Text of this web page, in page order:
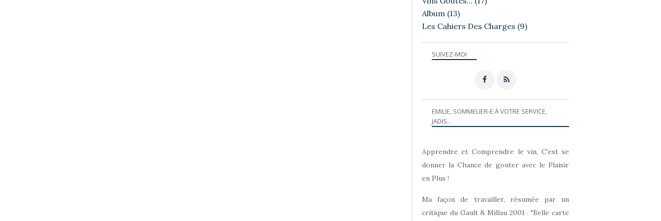
SUIVEZ-MOI
Album (13)
Les Cahiers Des Charges (9)
EMILIE, SOMMELIER-E À VOTRE SERVICE,
JADIS...
Apprendre et Comprendre le vin, C'est se
donner la Chance de gouter avec le Plaisir
en Plus !
Ma façon de travailler, résumée par un
critique du Gault & Millau 2001 : "Belle carte